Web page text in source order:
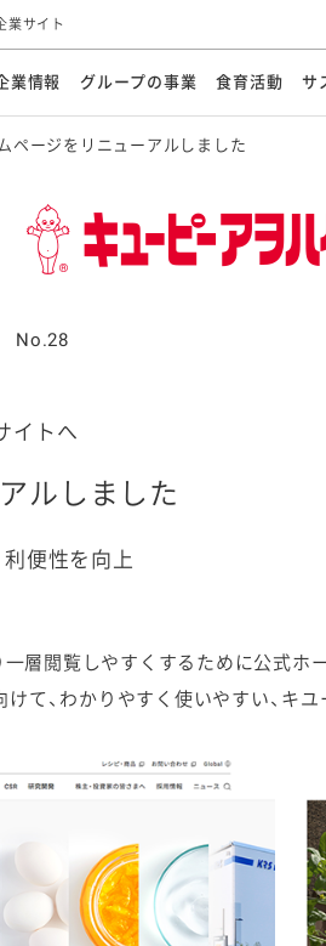
業サイト
業情報
プメッセージ 基本方針
グループの事業
業務用
食育活動
動方針
ーマにした講演会 オープンキ
サ
プメッセージ
可能な調達 人権の
と安全・安心 開示方
シアチブ・加盟団体
テナビリティ活動
長メッセージ 研究開発ビジョン
個人投資家の皆さまへ
IRよくあるご質問 ディスクロ
免責事項
談室
ンケミカル
No.28
イトへ
ルしました
便性を向上
層閲覧しやすくするために公式ホ
て、わかりやすく使いやすい、キ
ページをリニューアルしました